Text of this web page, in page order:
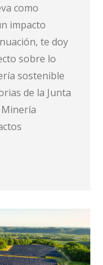
como
impacto
te doy
sobre lo
sostenible
de la Junta
Minería